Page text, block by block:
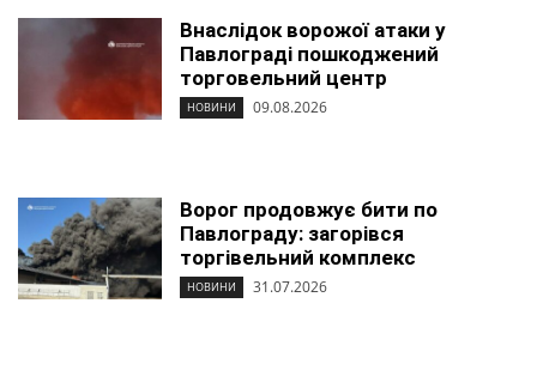
Внаслідок ворожої атаки у
Павлограді пошкоджений
торговельний центр
НОВИНИ 09.08.2026
Ворог продовжує бити по
Павлограду: загорівся
торгівельний комплекс
НОВИНИ 31.07.2026